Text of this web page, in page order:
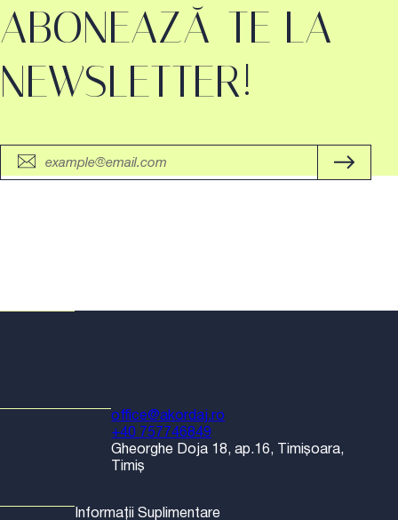
ABONEAZĂ-TE LA
NEWSLETTER!
office@akordaj.ro
+40 757746849
Gheorghe Doja 18, ap.16, Timișoara,
Timiș
Informații Suplimentare